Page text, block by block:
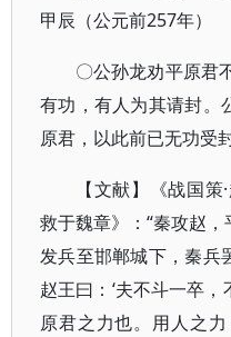
甲辰（公元前257年）
〇公孙龙劝平原君
有功，有人为其请封。
原君，以此前已无功受
【文献】《战国
救于魏章》：“秦攻赵
发兵至邯郸城下，秦兵
赵王曰：‘夫不斗一卒
原君之力也。用人之